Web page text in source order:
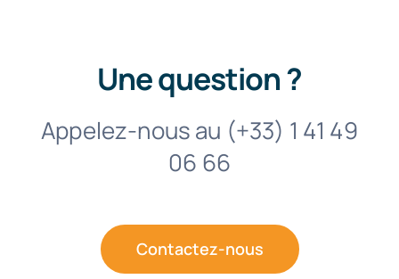
Une question ?
Appelez-nous au (+33) 1 41 49
06 66
Contactez-nous